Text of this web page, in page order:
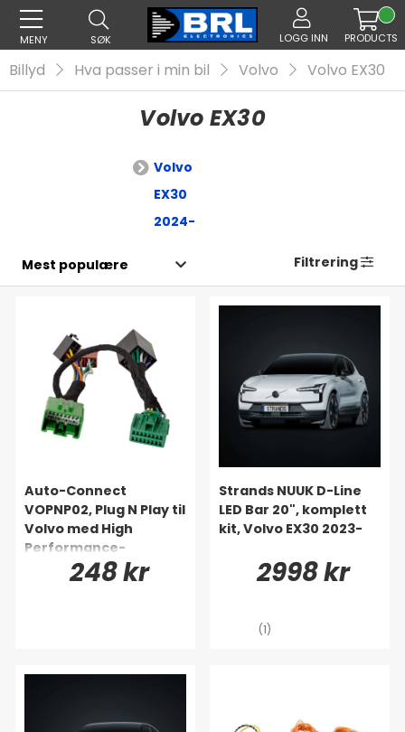
MENY SØK LOGG INN PRODUCTS
Billyd Hva passer i min bil Volvo Volvo EX30
Volvo EX30
Volvo
EX30
2024-
Filtrering
Auto-Connect
VOPNP02, Plug N Play til
Volvo med High
Performance-
lydpakke248 kr
Strands NUUK D-Line
LED Bar 20", komplett
kit, Volvo EX30 2023-
2998 kr
(1)